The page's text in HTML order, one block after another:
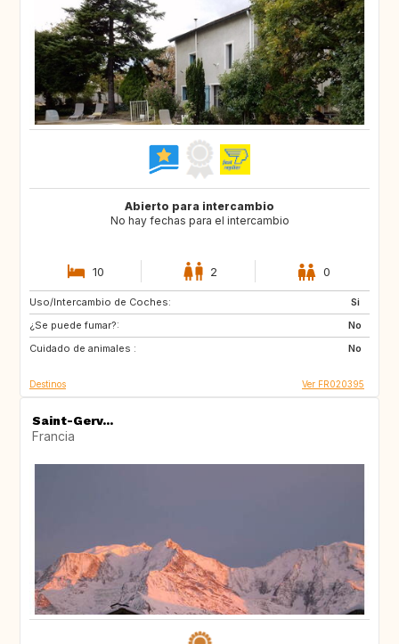
Abierto para intercambio
No hay fechas para el intercambio
10 2 0
Uso/Intercambio de Coches:
Si
¿Se puede fumar?:
No
Cuidado de animales :
No
IS
IT
Destinos Ver FR020395
Saint-Gerv...
Francia